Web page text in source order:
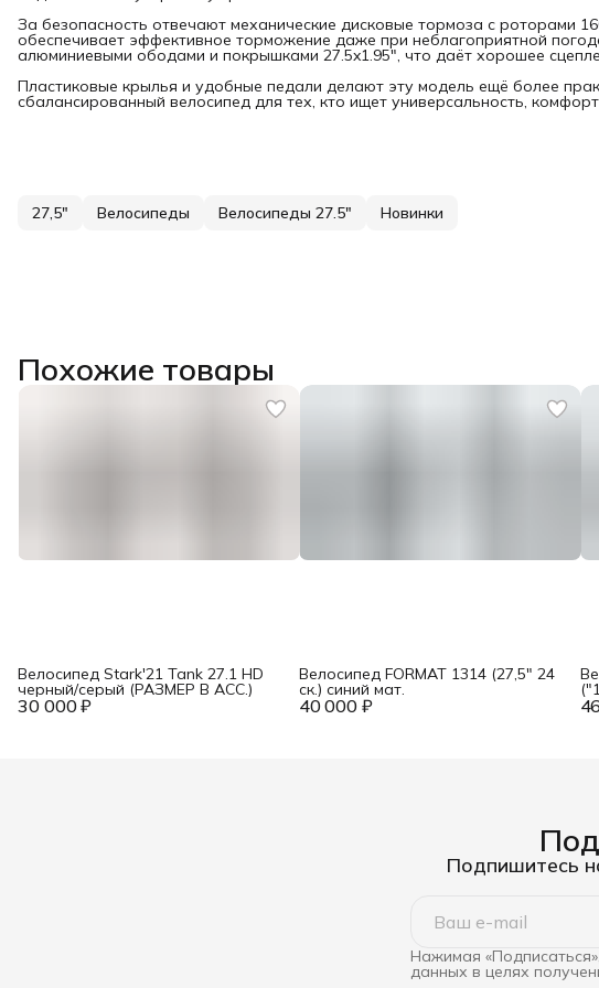
За безопасность отвечают механические дисковые тормоза с роторами
обеспечивает эффективное торможение даже при неблагоприятной
алюминиевыми ободами и покрышками 27.5x1.95", что даёт хорошее
Пластиковые крылья и удобные педали делают эту модель ещё более
сбалансированный велосипед для тех, кто ищет универсальность,
27,5" Велосипеды Велосипеды 27.5" Новинки
Похожие товары
30 000 ₽
Велосипед Stark'21 Tank 27.1 HD
черный/серый (РАЗМЕР В АСС.)
40 000 ₽
Велосипед FORMAT 1314 (27,5" 24
ск.) синий мат.
В
Подпишитесь
Нажимая
данных в целях